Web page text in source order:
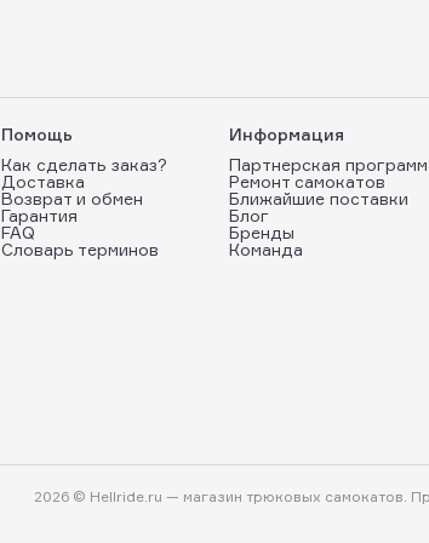
Помощь
Как сделать заказ?
Доставка
Возврат и обмен
Гарантия
FAQ
Словарь терминов
Информация
Партнерская
Ремонт самокатов
Ближайшие поставки
Блог
Бренды
Команда
2026 © Hellride.ru — магазин трюковых самокатов.